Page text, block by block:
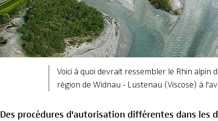
Voici à quoi devrait ressembler le Rhin alpin
région de Widnau - Lustenau (Viscose) à
Des procédures d'autorisation différentes dans les